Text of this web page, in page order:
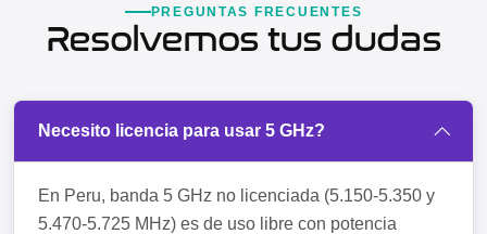
PREGUNTAS FRECUENTES
Resolvemos tus dudas
Necesito licencia para usar 5 GHz?
En Peru, banda 5 GHz no licenciada (5.150-5.350 y
5.470-5.725 MHz) es de uso libre con potencia